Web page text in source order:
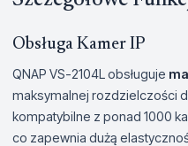
Obsługa Kamer IP
QNAP VS-2104L obsługuje
maksymalnej rozdzielczości
kompatybilne z ponad 1000
co zapewnia dużą